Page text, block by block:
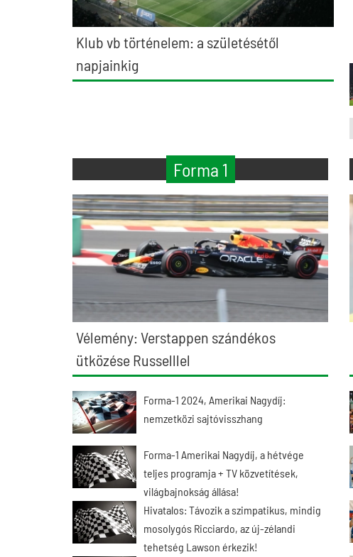
Klub vb történelem: a születésétől
napjainkig
Forma 1
Vélemény: Verstappen szándékos
ütközése Russelllel
Forma-1 2024, Amerikai Nagydíj:
nemzetközi sajtóvisszhang
Forma-1 Amerikai Nagydíj, a hétvége
teljes programja + TV közvetítések,
világbajnokság állása!
Hivatalos: Távozik a szimpatikus, mindig
mosolygós Ricciardo, az új-zélandi
tehetség Lawson érkezik!